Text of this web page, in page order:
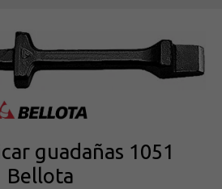
guadañas 1051
Bellota